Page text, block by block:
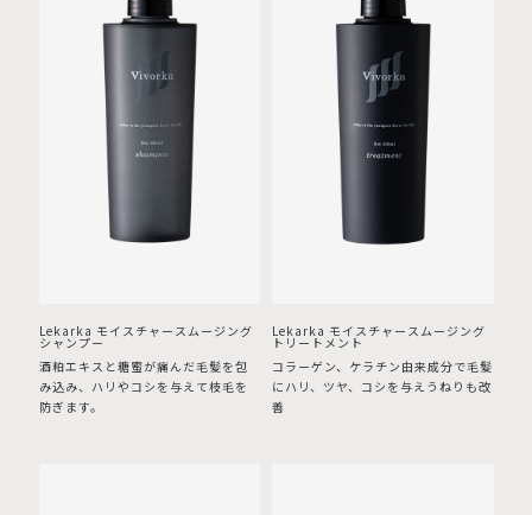
Lekarka モイスチャースムージング
シャンプー
酒粕エキスと糖蜜が痛んだ毛髪を包
み込み、ハリやコシを与えて枝毛を
防ぎます。
Lekarka モイスチャースムージング
トリートメント
コラーゲン、ケラチン由来成分で毛髪
にハリ、ツヤ、コシを与えうねりも改
善